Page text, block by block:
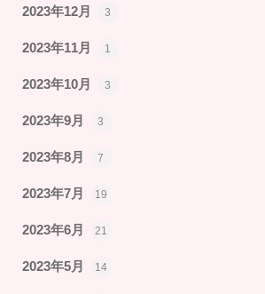
2023年12月 3
2023年11月 1
2023年10月 3
2023年9月 3
2023年8月 7
2023年7月 19
2023年6月 21
2023年5月 14